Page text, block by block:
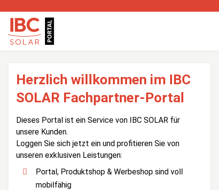
Herzlich willkommen im IBC
SOLAR Fachpartner-Portal
Dieses Portal ist ein Service von IBC SOLAR für
unsere Kunden.
Loggen Sie sich jetzt ein und profitieren Sie von
unseren exklusiven Leistungen:
Portal, Produktshop & Werbeshop sind voll
mobilfähig